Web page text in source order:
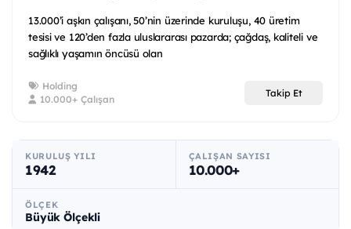
13.000’i aşkın çalışanı, 50’nin üzerinde kuruluşu, 40 üretim
tesisi ve 120’den fazla uluslararası pazarda; çağdaş, kaliteli ve
sağlıklı yaşamın öncüsü olan
Holding
10.000+ Çalışan
Takip Et
KURULUŞ YILI
1942
ÇALIŞAN SAYISI
10.000+
ÖLÇEK
Büyük Ölçekli